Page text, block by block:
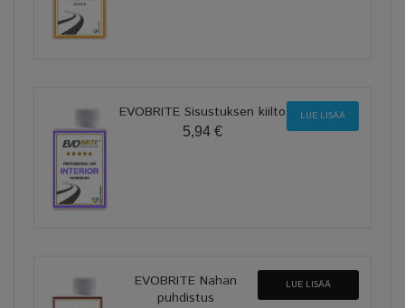
EVOBRITE Sisustuksen kiilto
5,94 €
LUE LISÄÄ
EVOBRITE Nahan
puhdistus
LUE LISÄÄ